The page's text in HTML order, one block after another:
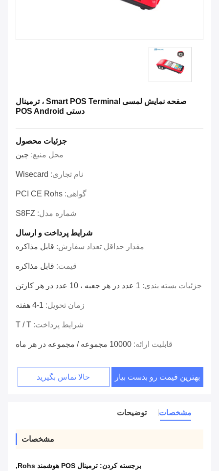
صفحه نمایش لمسی Smart POS Terminal ، ترمینال
دستی POS Android
جزئیات محصول
محل منبع: چین
نام تجاری: Wisecard
گواهی: PCI CE Rohs
شماره مدل: S8FZ
شرایط پرداخت و ارسال
مقدار حداقل تعداد سفارش: قابل مذاکره
قیمت: قابل مذاکره
جزئیات بسته بندی: 1 عدد در هر جعبه ، 10 عدد در هر کارتن
زمان تحویل: 1-4 هفته
شرایط پرداخت: T / T
قابلیت ارائه: 10000 مجموعه / مجموعه در هر ماه
بهترین قیمت رو بدست بیار حالا تماس بگیرید
مشخصات توضیحات
مشخصات
برجسته کردن: ترمینال POS هوشمند Rohs
,